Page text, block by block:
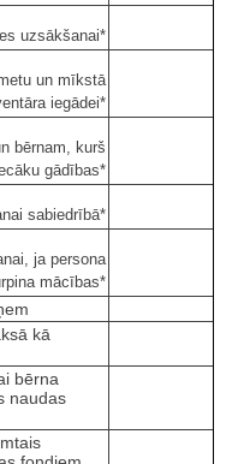
uzsākšanai*
un mīkstā
iegādei*
bērnam, kurš
gādības*
sabiedrībā*
ja persona
mācības*
kā
bērna
naudas